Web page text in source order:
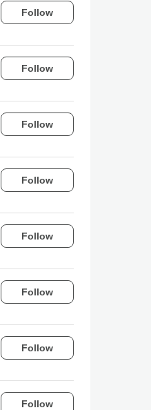
Follow
Follow
Follow
Follow
Follow
Follow
Follow
Follow